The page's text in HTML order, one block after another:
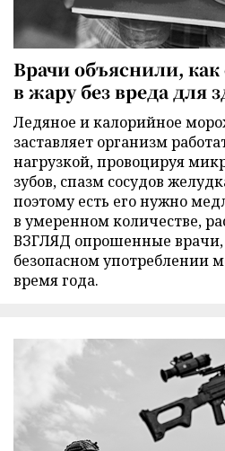
Врачи объяснили,
в жару без вреда для
Ледяное и калорийное
заставляет организм
нагрузкой, провоцируя
зубов, спазм сосудов
поэтому есть его нужно
в умеренном количестве,
ВЗГЛЯД опрошенные врачи,
безопасном употреблении
время года.